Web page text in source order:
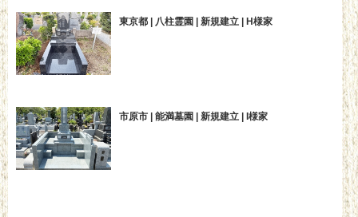
東京都 | 八柱霊園 | 新規建立 | H様家
市原市 | 能満墓園 | 新規建立 | I様家